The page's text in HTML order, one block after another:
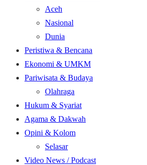
Aceh
Nasional
Dunia
Peristiwa & Bencana
Ekonomi & UMKM
Pariwisata & Budaya
Olahraga
Hukum & Syariat
Agama & Dakwah
Opini & Kolom
Selasar
Video News / Podcast